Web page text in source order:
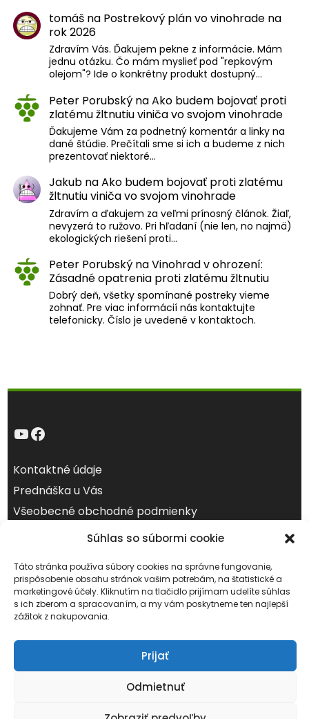
Súhlas so súbormi cookie
Táto stránka používa súbory cookies na správne fungovanie,
prispôsobenie obsahu stránok vašim potrebám, na štatistické a
marketingové účely. Kliknutím na tlačidlo prijímam udelíte súhlas
s ich zberom a spracovaním, a my vám poskytneme ten najlepší
zážitok z nakupovania.
Prijať
Odmietnuť
tomáš na Postrekový plán vo vinohrade na
rok 2026
Zdravím Vás. Ďakujem pekne z informácie. Mám
jednu otázku. Čo mám myslieť pod "repkovým
olejom"? Ide o konkrétny produkt dostupný…
Peter Porubský naAko budem bojovať proti
zlatému žltnutiu viniča vo svojom vinohrade
Ďakujeme Vám za podnetný komentár a linky na
dané štúdie. Prečítali sme si ich a budeme z nich
prezentovať niektoré…
Jakub naAko budem bojovať proti zlatému
žltnutiu viniča vo svojom vinohrade
Zdravím a ďakujem za veľmi prínosný článok. Žiaľ,
nevyzerá to ružovo. Pri hľadaní (nie len, no najmä)
ekologických riešení proti…
Peter Porubský naVinohrad v ohrození:
Zásadné opatrenia proti zlatému žltnutiu
Dobrý deň, všetky spomínané postreky vieme
zohnať. Pre viac informácií nás kontaktujte
telefonicky. Číslo je uvedené v kontaktoch.
YouTube
Facebook
Kontaktné údaje
Prednáška u Vás
Všeobecné obchodné podmienky
Ochrana osobných údajov (GDPR)
jún 2026
Po
Ut St Št Pi So
Ne
1
2 3 4 5 6
7
18
22
23 24 25 26 27
28